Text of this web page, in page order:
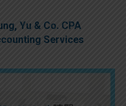
Yu & Co. CPA
Services